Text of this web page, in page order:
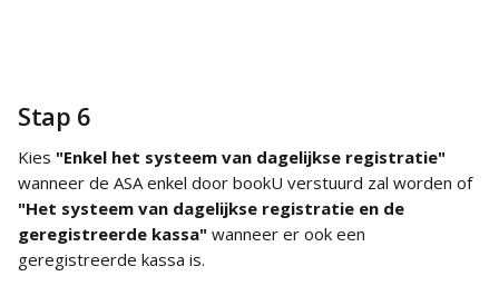
Stap 6
Kies "Enkel het systeem van dagelijkse registratie"
wanneer de ASA enkel door bookU verstuurd zal worden of
"Het systeem van dagelijkse registratie en de
geregistreerde kassa" wanneer er ook een
geregistreerde kassa is.